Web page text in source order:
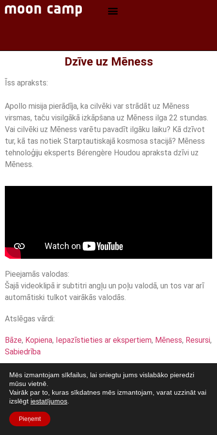
Dzīve uz Mēness
Īss apraksts:
Apollo misija pierādīja, ka cilvēki var strādāt uz Mēness
virsmas, taču visilgākā izkāpšana uz Mēness ilga 22 stundas.
Vai cilvēki uz Mēness varētu pavadīt ilgāku laiku? Kā dzīvot
tur, kā tas notiek Starptautiskajā kosmosa stacijā? Mēness
tehnoloģiju eksperts Bérengère Houdou apraksta dzīvi uz
Mēness.
Pieejamās valodas:
Šajā videoklipā ir subtitri angļu un poļu valodā, un tos var arī
automātiski tulkot vairākās valodās.
Atslēgas vārdi:
Bāze, Kopiena, Iepazīstieties ar ekspertiem, Mēness, Resursi,
Sabiedrība
Mēs izmantojam sīkfailus, lai sniegtu jums vislabāko pieredzi
mūsu vietnē.
Vairāk par to, kuras sīkdatnes mēs izmantojam, varat uzzināt vai
izslēgt iestatījumos
Pieņemt